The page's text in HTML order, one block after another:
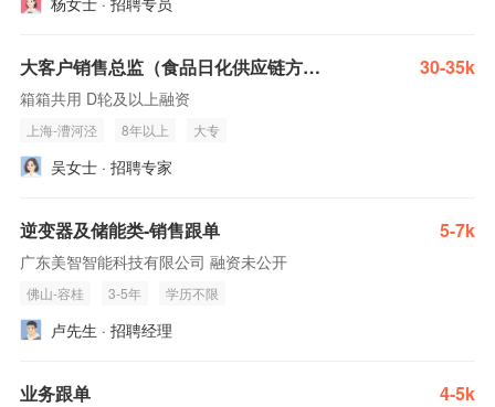
大客户销售总监（食品日化供应链方向） 30-35k
箱箱共用 D轮及以上融资
上海-漕河泾 8年以上 大专
吴女士 · 招聘专家
逆变器及储能类-销售跟单 5-7k
广东美智智能科技有限公司 融资未公开
佛山-容桂 3-5年 学历不限
卢先生 · 招聘经理
业务跟单 4-5k